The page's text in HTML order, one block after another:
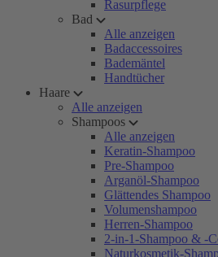
Rasurpflege
Bad
Alle anzeigen
Badaccessoires
Bademäntel
Handtücher
Haare
Alle anzeigen
Shampoos
Alle anzeigen
Keratin-Shampoo
Pre-Shampoo
Arganöl-Shampoo
Glättendes Shampoo
Volumenshampoo
Herren-Shampoo
2-in-1-Shampoo & -
Naturkosmetik-